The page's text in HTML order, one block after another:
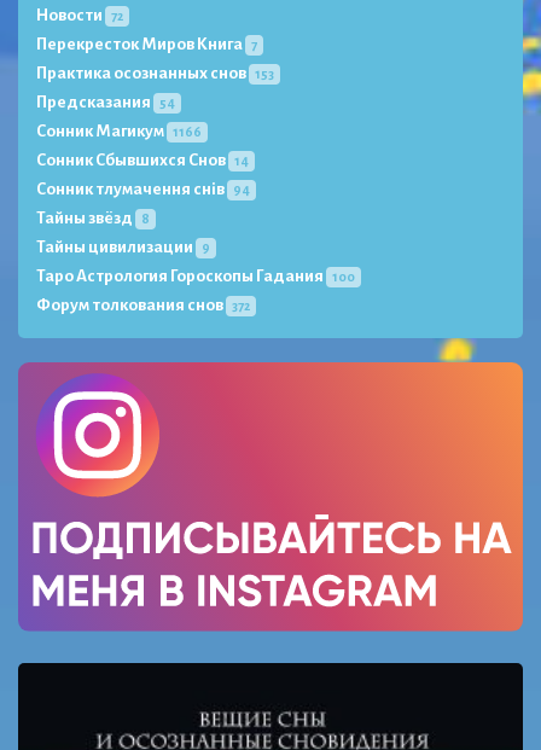
Новости 72
Перекресток Миров Книга 7
Практика осознанных снов 153
Предсказания 54
Сонник Магикум 1166
Сонник Сбывшихся Снов 14
Сонник тлумачення снів 94
Тайны звёзд 8
Тайны цивилизации 9
Таро Астрология Гороскопы Гадания 100
Форум толкования снов 372